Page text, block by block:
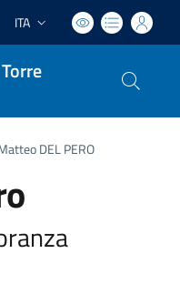
Lingua attiva:
ITA
DEL PERO